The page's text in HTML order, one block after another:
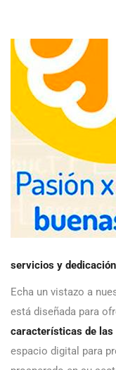
servicios y
Echa un vistazo a
está diseñada para
características de las
espacio digital para